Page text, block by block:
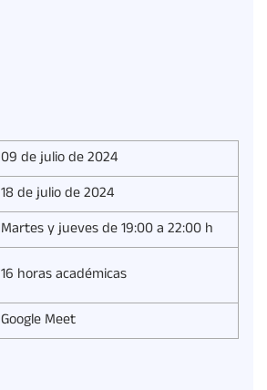
09 de julio de 2024
18 de julio de 2024
Martes y jueves de 19:00 a 22:00 h
16 horas académicas
Google Meet